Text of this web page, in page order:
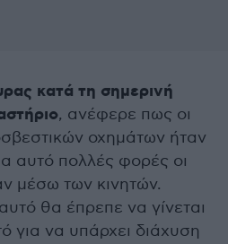
κατά τη σημερινή
, ανέφερε πως οι
οχημάτων ήταν
αυτό πολλές φορές οι
μέσω των κινητών.
θα έπρεπε να γίνεται
για να υπάρχει διάχυση